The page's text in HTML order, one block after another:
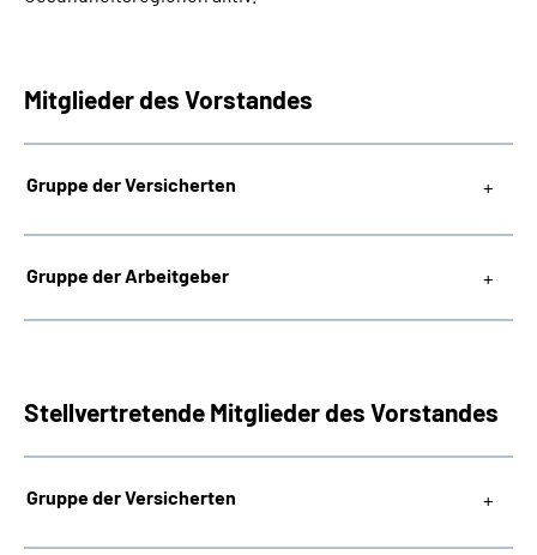
Mitglieder des Vorstandes
Gruppe der Versicherten
Gruppe der Arbeitgeber
Stellvertretende Mitglieder des Vorstandes
Gruppe der Versicherten